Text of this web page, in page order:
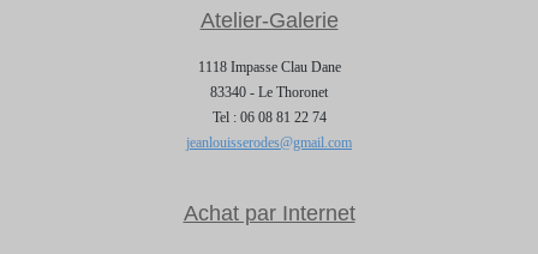
Atelier-Galerie
1118 Impasse Clau Dane
83340 - Le Thoronet
Tel : 06 08 81 22 74
jeanlouisserodes@gmail.com
Achat par Internet